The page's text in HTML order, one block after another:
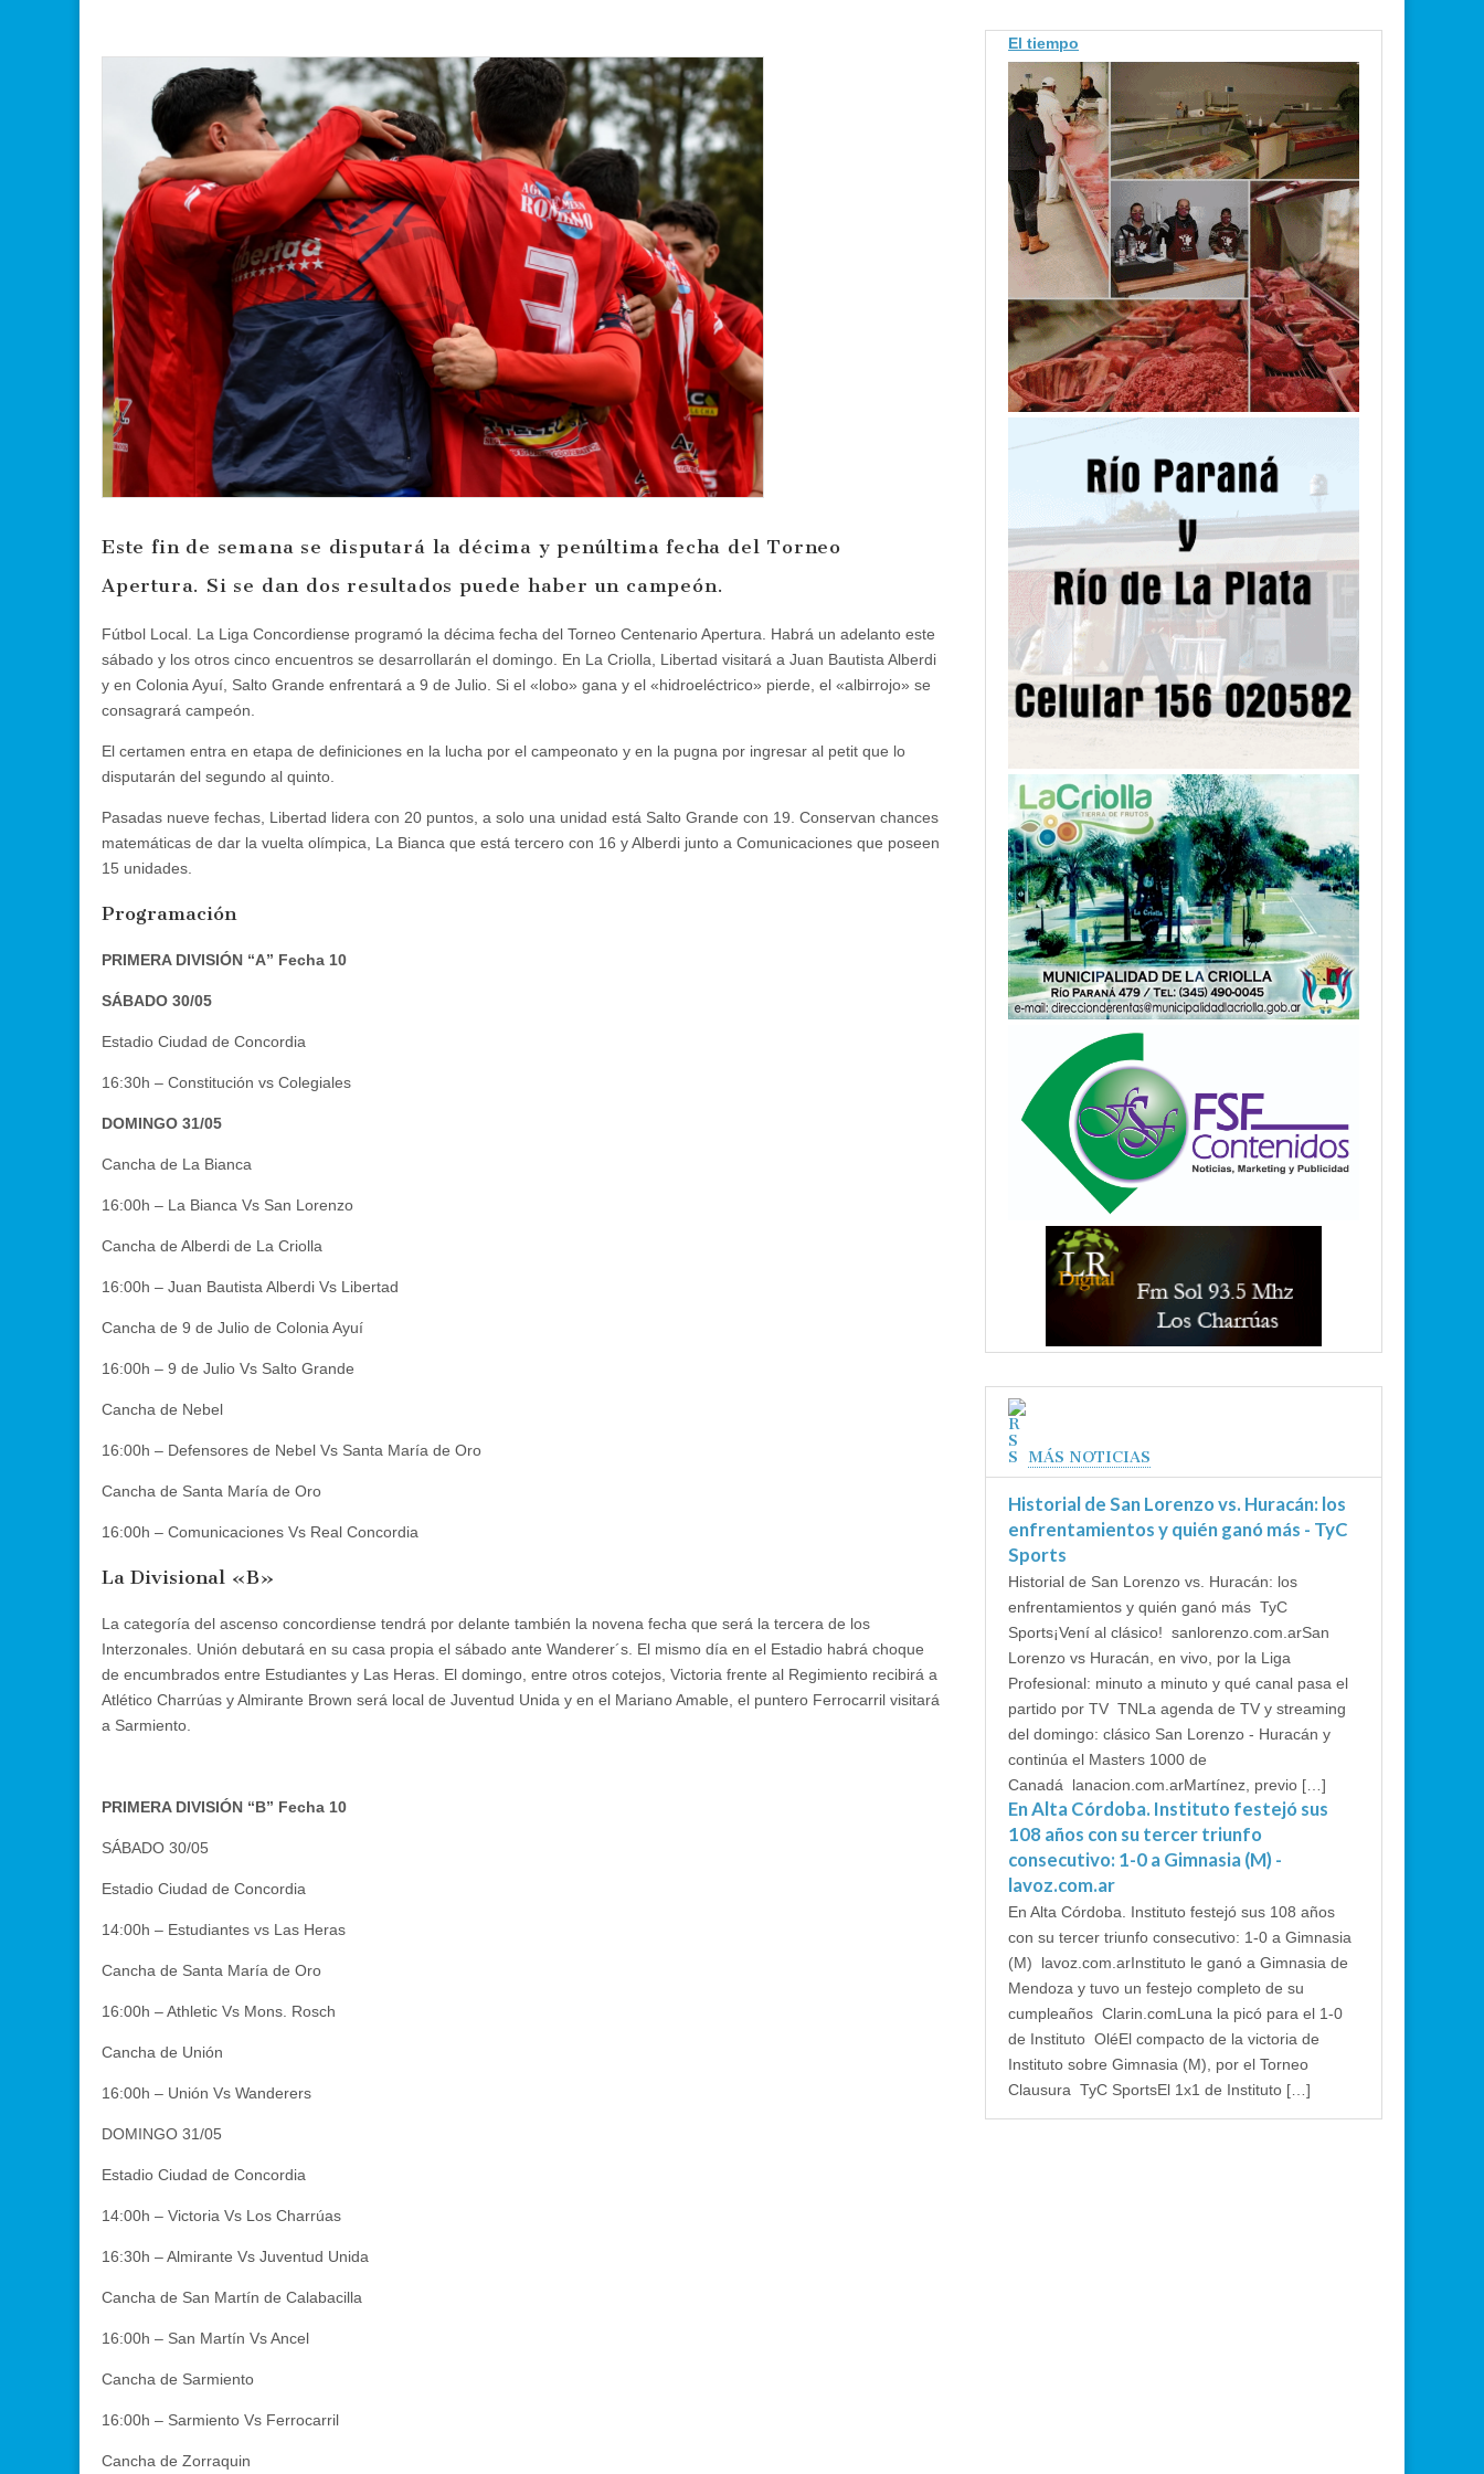
Este fin de semana se disputará la décima y penúltima fecha del Torneo
Apertura. Si se dan dos resultados puede haber un campeón.
Fútbol Local. La Liga Concordiense programó la décima fecha del Torneo Centenario Apertura. Habrá un adelanto este
sábado y los otros cinco encuentros se desarrollarán el domingo. En La Criolla, Libertad visitará a Juan Bautista Alberdi
y en Colonia Ayuí, Salto Grande enfrentará a 9 de Julio. Si el «lobo» gana y el «hidroeléctrico» pierde, el «albirrojo» se
consagrará campeón.
El certamen entra en etapa de definiciones en la lucha por el campeonato y en la pugna por ingresar al petit que lo
disputarán del segundo al quinto.
Pasadas nueve fechas, Libertad lidera con 20 puntos, a solo una unidad está Salto Grande con 19. Conservan chances
matemáticas de dar la vuelta olímpica, La Bianca que está tercero con 16 y Alberdi junto a Comunicaciones que poseen
15 unidades.
Programación
PRIMERA DIVISIÓN “A” Fecha 10
SÁBADO 30/05
Estadio Ciudad de Concordia
16:30h – Constitución vs Colegiales
DOMINGO 31/05
Cancha de La Bianca
16:00h – La Bianca Vs San Lorenzo
Cancha de Alberdi de La Criolla
16:00h – Juan Bautista Alberdi Vs Libertad
Cancha de 9 de Julio de Colonia Ayuí
16:00h – 9 de Julio Vs Salto Grande
Cancha de Nebel
16:00h – Defensores de Nebel Vs Santa María de Oro
Cancha de Santa María de Oro
16:00h – Comunicaciones Vs Real Concordia
La Divisional «B»
La categoría del ascenso concordiense tendrá por delante también la novena fecha que será la tercera de los
Interzonales. Unión debutará en su casa propia el sábado ante Wanderer´s. El mismo día en el Estadio habrá choque
de encumbrados entre Estudiantes y Las Heras. El domingo, entre otros cotejos, Victoria frente al Regimiento recibirá a
Atlético Charrúas y Almirante Brown será local de Juventud Unida y en el Mariano Amable, el puntero Ferrocarril visitará
a Sarmiento.
PRIMERA DIVISIÓN “B” Fecha 10
SÁBADO 30/05
Estadio Ciudad de Concordia
14:00h – Estudiantes vs Las Heras
Cancha de Santa María de Oro
16:00h – Athletic Vs Mons. Rosch
Cancha de Unión
16:00h – Unión Vs Wanderers
DOMINGO 31/05
Estadio Ciudad de Concordia
14:00h – Victoria Vs Los Charrúas
16:30h – Almirante Vs Juventud Unida
Cancha de San Martín de Calabacilla
16:00h – San Martín Vs Ancel
Cancha de Sarmiento
16:00h – Sarmiento Vs Ferrocarril
Cancha de Zorraquin
El tiempo
MÁS NOTICIAS
Historial de San Lorenzo vs. Huracán: los
enfrentamientos y quién ganó más - TyC
Sports
Historial de San Lorenzo vs. Huracán: los
enfrentamientos y quién ganó más TyC
Sports¡Vení al clásico! sanlorenzo.com.arSan
Lorenzo vs Huracán, en vivo, por la Liga
Profesional: minuto a minuto y qué canal pasa el
partido por TV TNLa agenda de TV y streaming
del domingo: clásico San Lorenzo - Huracán y
continúa el Masters 1000 de
Canadá lanacion.com.arMartínez, previo […]
En Alta Córdoba. Instituto festejó sus
108 años con su tercer triunfo
consecutivo: 1-0 a Gimnasia (M) -
lavoz.com.ar
En Alta Córdoba. Instituto festejó sus 108 años
con su tercer triunfo consecutivo: 1-0 a Gimnasia
(M) lavoz.com.arInstituto le ganó a Gimnasia de
Mendoza y tuvo un festejo completo de su
cumpleaños Clarin.comLuna la picó para el 1-0
de Instituto OléEl compacto de la victoria de
Instituto sobre Gimnasia (M), por el Torneo
Clausura TyC SportsEl 1x1 de Instituto […]